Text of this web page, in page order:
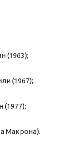
(1963);
(1967);
Макрона).